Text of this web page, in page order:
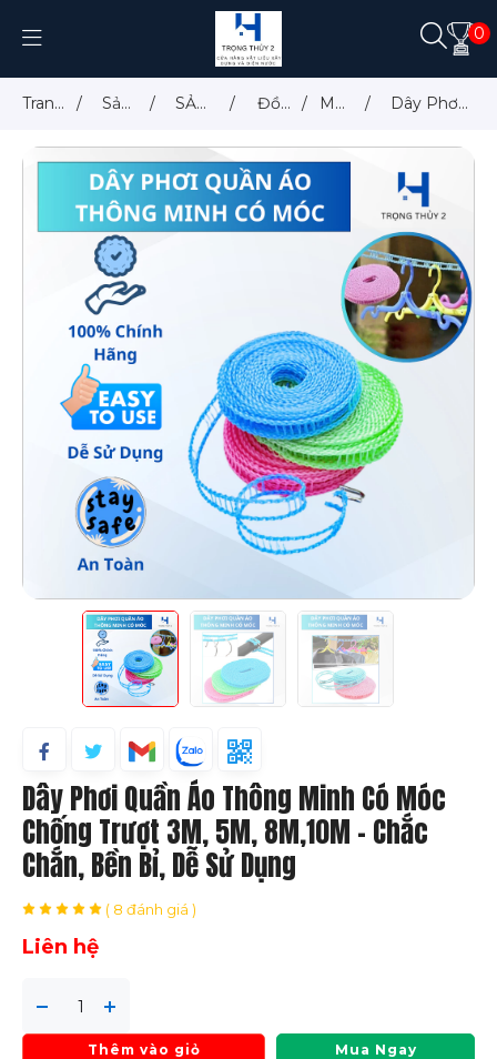
0
Trang
chủ
/ Sản
phẩm
/ SẢN
PHẨM
/ Đồ
Gia
Dụng
/ Móc
treo,
để
đồ
/ Dây Phơi
Quần Áo
Thông
Minh Có
Móc
Chống
Trượt 3M,
8M,10M –
Dây Phơi Quần Áo Thông Minh Có Móc
Chống Trượt 3M, 5M, 8M,10M – Chắc
Chắn, Bền Bỉ, Dễ Sử Dụng
( 8 đánh giá )
Liên hệ
Thêm vào giỏ Mua Ngay